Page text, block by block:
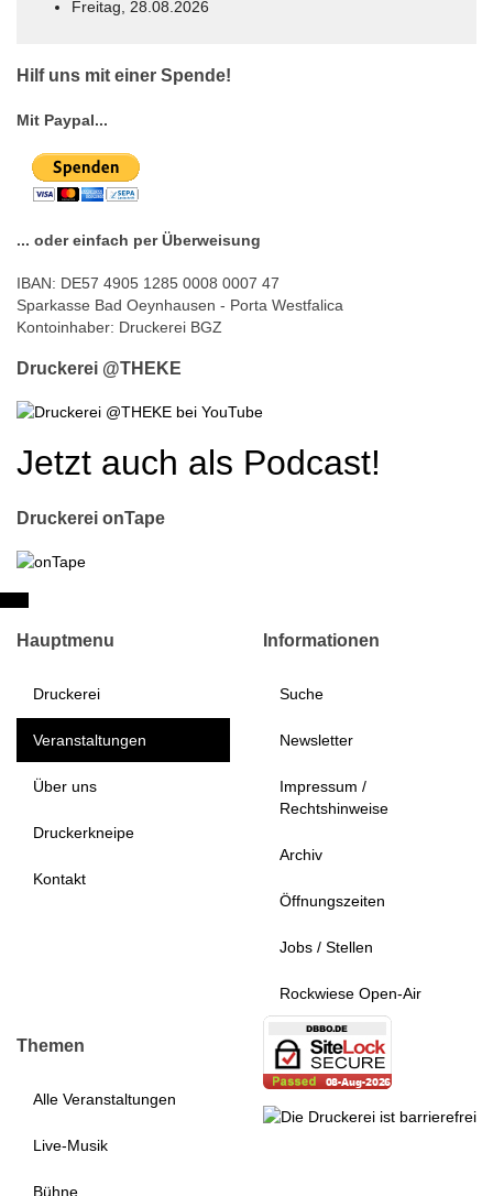
Freitag, 28.08.2026
Hilf uns mit einer Spende!
Mit Paypal...
... oder einfach per Überweisung
IBAN: DE57 4905 1285 0008 0007 47
Sparkasse Bad Oeynhausen - Porta Westfalica
Kontoinhaber: Druckerei BGZ
Druckerei @THEKE
Jetzt auch als Podcast!
Druckerei onTape
Hauptmenu
Druckerei
Veranstaltungen
Über uns
Druckerkneipe
Kontakt
Informationen
Suche
Newsletter
Impressum /
Rechtshinweise
Archiv
Öffnungszeiten
Jobs / Stellen
Rockwiese Open-Air
Themen
Alle Veranstaltungen
Live-Musik
Bühne